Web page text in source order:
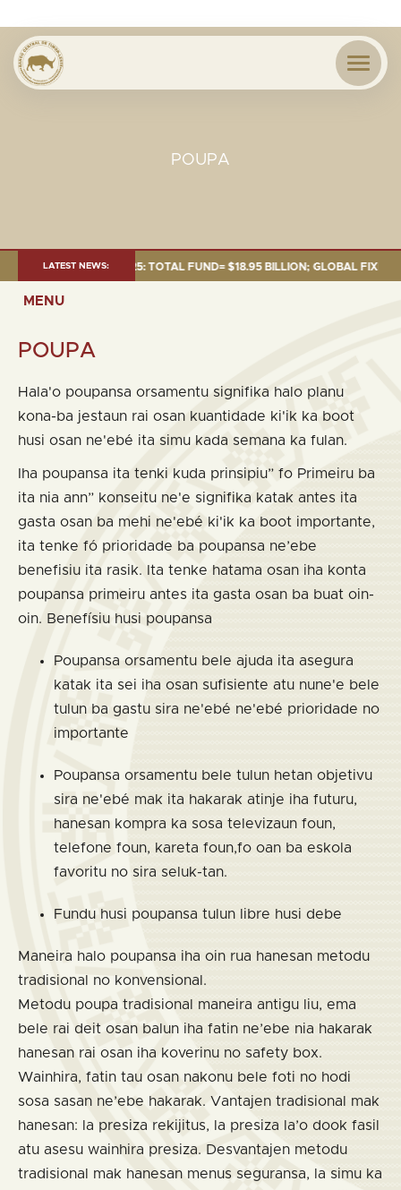
POUPA
LATEST NEWS:
AS OF 30 SEP. 2025: TOTAL FUND= $18.95 BILLION; GLOBAL FIXED
MENU
POUPA
Hala'o poupansa orsamentu signifika halo planu
kona-ba jestaun rai osan kuantidade ki'ik ka boot
husi osan ne'ebé ita simu kada semana ka fulan.
Iha poupansa ita tenki kuda prinsipiu” fo Primeiru ba
ita nia ann” konseitu ne'e signifika katak antes ita
gasta osan ba mehi ne'ebé ki'ik ka boot importante,
ita tenke fó prioridade ba poupansa ne’ebe
benefisiu ita rasik. Ita tenke hatama osan iha konta
poupansa primeiru antes ita gasta osan ba buat oin-
oin. Benefísiu husi poupansa
Poupansa orsamentu bele ajuda ita asegura
katak ita sei iha osan sufisiente atu nune'e bele
tulun ba gastu sira ne'ebé ne'ebé prioridade no
importante
Poupansa orsamentu bele tulun hetan objetivu
sira ne'ebé mak ita hakarak atinje iha futuru,
hanesan kompra ka sosa televizaun foun,
telefone foun, kareta foun,fo oan ba eskola
favoritu no sira seluk-tan.
Fundu husi poupansa tulun libre husi debe
Maneira halo poupansa iha oin rua hanesan metodu
tradisional no konvensional.
Metodu poupa tradisional maneira antigu liu, ema
bele rai deit osan balun iha fatin ne’ebe nia hakarak
hanesan rai osan iha koverinu no safety box.
Wainhira, fatin tau osan nakonu bele foti no hodi
sosa sasan ne’ebe hakarak. Vantajen tradisional mak
hanesan: la presiza rekijitus, la presiza la’o dook fasil
atu asesu wainhira presiza. Desvantajen metodu
tradisional mak hanesan menus seguransa, la simu ka